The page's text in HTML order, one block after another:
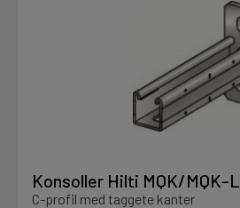
Konsoller Hilti MQK/MQK-L
C-profil med taggete kanter